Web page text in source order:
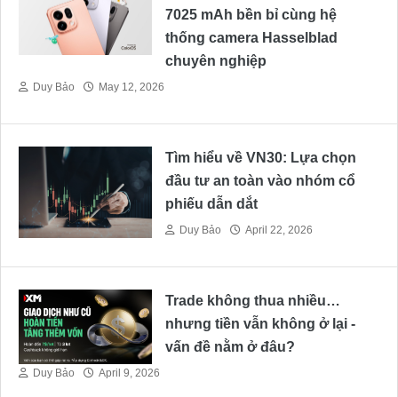
7025 mAh bền bỉ cùng hệ
thống camera Hasselblad
chuyên nghiệp
Duy Bảo May 12, 2026
Tìm hiểu về VN30: Lựa chọn
đầu tư an toàn vào nhóm cổ
phiếu dẫn dắt
Duy Bảo April 22, 2026
Trade không thua nhiều…
nhưng tiền vẫn không ở lại -
vấn đề nằm ở đâu?
Duy Bảo April 9, 2026